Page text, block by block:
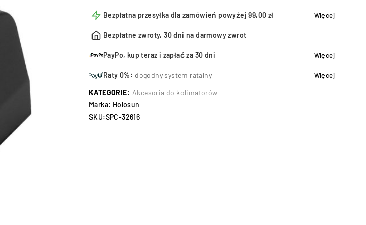
Bezpłatna przesyłka dla zamówień powyżej 99,00 zł Więcej
Bezpłatne zwroty, 30 dni na darmowy zwrot
PayPo, kup teraz i zapłać za 30 dni Więcej
Raty 0%: dogodny system ratalny Więcej
KATEGORIE: Akcesoria do kolimatorów
Marka: Holosun
SKU:SPC-32616